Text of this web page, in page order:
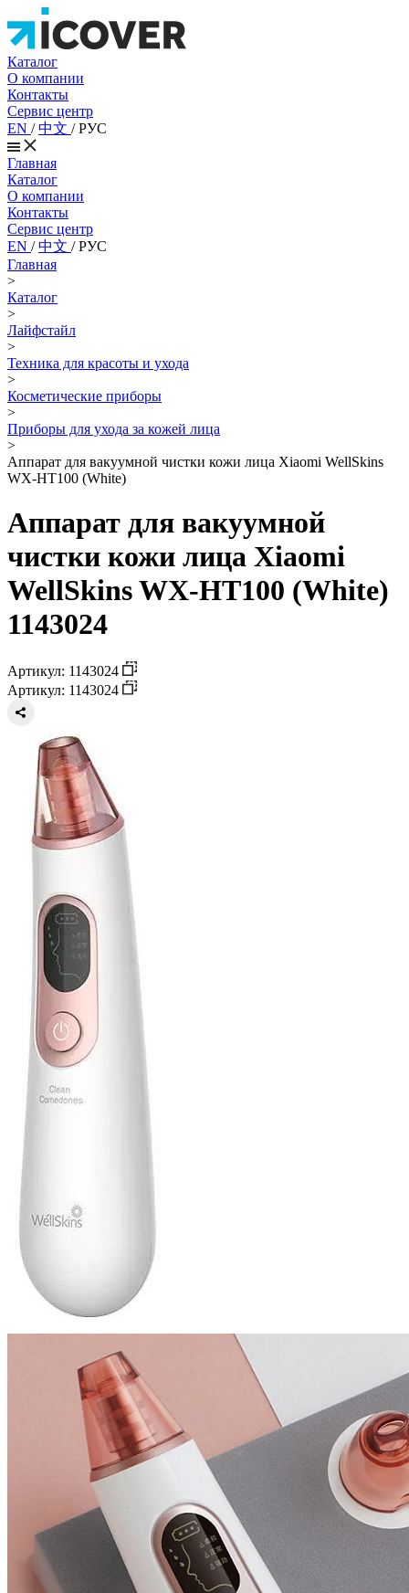
Каталог
О компании
Контакты
Сервис центр
EN /中文 /РУС
Главная
Каталог
О компании
Контакты
Сервис центр
EN /中文 /РУС
Главная
>
Каталог
>
Лайфстайл
>
Техника для красоты и ухода
>
Косметические приборы
>
Приборы для ухода за кожей лица
>
Аппарат для вакуумной чистки кожи лица Xiaomi WellSkins
WX-HT100 (White)
Аппарат для вакуумной
чистки кожи лица Xiaomi
WellSkins WX-HT100 (White)
1143024
Артикул: 1143024
Артикул: 1143024